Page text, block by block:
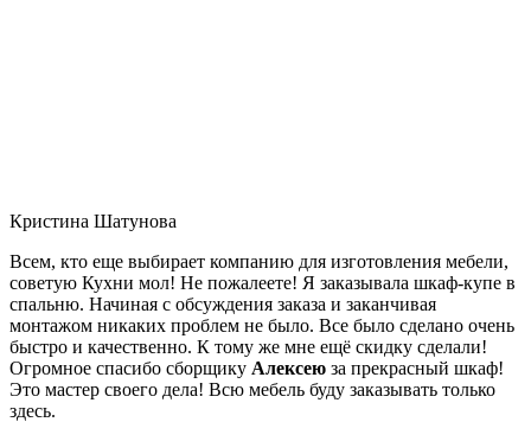
Кристина Шатунова
Всем, кто еще выбирает компанию для изготовления мебели,
советую Кухни мол! Не пожалеете! Я заказывала шкаф-купе в
спальню. Начиная с обсуждения заказа и заканчивая
монтажом никаких проблем не было. Все было сделано очень
быстро и качественно. К тому же мне ещё скидку сделали!
Огромное спасибо сборщику Алексею за прекрасный шкаф!
Это мастер своего дела! Всю мебель буду заказывать только
здесь.